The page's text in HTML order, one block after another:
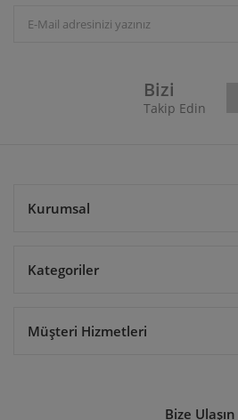
Ürün bilgilerinde hatalar bulunuyor.
Bizi
Takip Edin
Kurumsal
Kategoriler
Müşteri Hizmetleri
Bize Ulaşın